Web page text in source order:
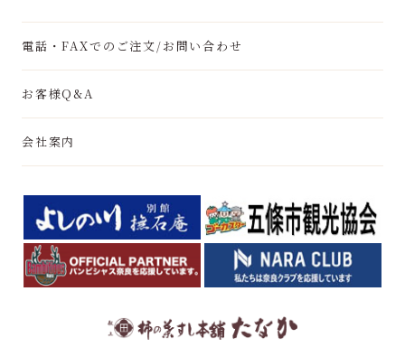
電話・FAXでのご注文/お問い合わせ
お客様Q&A
会社案内